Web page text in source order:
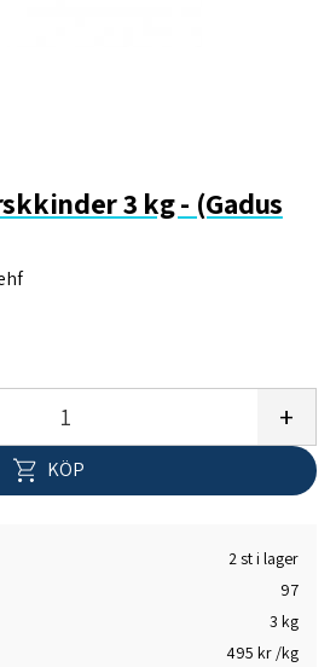
3 kg - (Gadus
+
KÖP
2 st i lager
97
3 kg
495 kr /kg